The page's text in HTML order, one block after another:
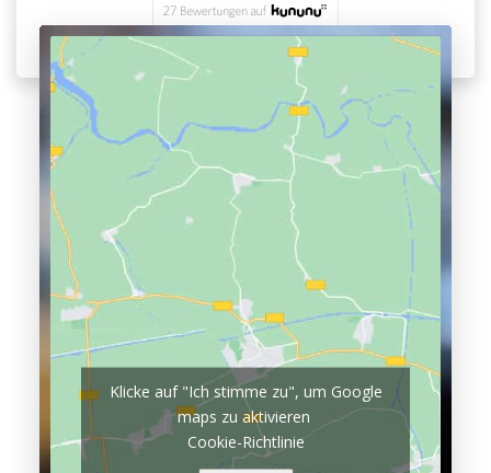
Klicke auf "Ich stimme zu", um Google
maps zu aktivieren
Cookie-Richtlinie